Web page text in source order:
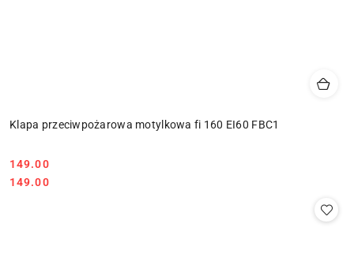
Klapa przeciwpożarowa motylkowa fi 160 EI60 FBC1
Cena:
149.00
Cena:
149.00